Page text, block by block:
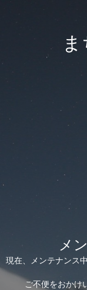
メ
現在、メンテナンス
ご不便をおかけ